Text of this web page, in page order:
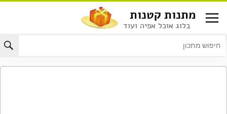
לתוכן
מתנות קטנות
בלוג אוכל אפיה ועוד